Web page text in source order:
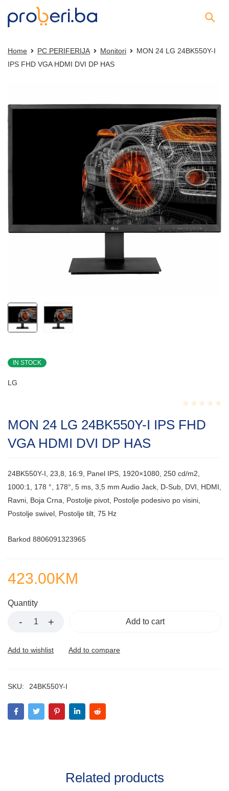
Home PC PERIFERIJA Monitori
MON 24 LG 24BK550Y-I
IPS FHD VGA HDMI DVI DP HAS
IN STOCK
LG
0.001
MON 24 LG 24BK550Y-I IPS FHD
VGA HDMI DVI DP HAS
24BK550Y-I, 23,8, 16:9, Panel IPS, 1920×1080, 250 cd/m2,
1000:1, 178 °, 178°, 5 ms, 3,5 mm Audio Jack, D-Sub, DVI, HDMI,
Ravni, Boja Crna, Postolje pivot, Postolje podesivo po visini,
Postolje swivel, Postolje tilt, 75 Hz
Barkod 8806091323965
423.00KM
Quantity
Add to cart
SKU: 24BK550Y-I
Related products